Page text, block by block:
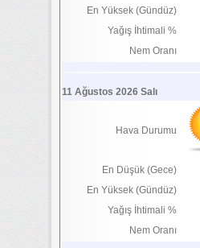
En Yüksek (Gündüz)
Yağış İhtimali %
Nem Oranı
11 Ağustos 2026 Salı
Hava Durumu
En Düşük (Gece)
En Yüksek (Gündüz)
Yağış İhtimali %
Nem Oranı